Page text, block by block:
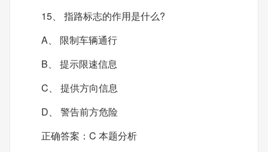
15、 指路标志的作用是什么?
A、 限制车辆通行
B、 提示限速信息
C、 提供方向信息
D、 警告前方危险
正确答案：C 本题分析